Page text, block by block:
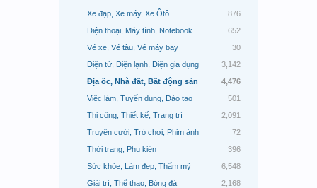
Xe đạp, Xe máy, Xe Ôtô
876
Điện thoại, Máy tính, Notebook
652
Vé xe, Vé tàu, Vé máy bay
30
Điện tử, Điện lạnh, Điện gia dụng
3,142
Địa ốc, Nhà đất, Bất động sản
4,476
Việc làm, Tuyển dụng, Đào tạo
501
Thi công, Thiết kế, Trang trí
2,091
Truyện cười, Trò chơi, Phim ảnh
72
Thời trang, Phụ kiện
396
Sức khỏe, Làm đẹp, Thẩm mỹ
6,548
Giải trí, Thể thao, Bóng đá
2,168